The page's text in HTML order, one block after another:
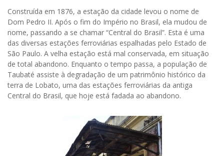
Construída em 1876, a estação da cidade levou o nome de
Dom Pedro II. Após o fim do Império no Brasil, ela mudou de
nome, passando a se chamar “Central do Brasil”. Esta é uma
das diversas estações ferroviárias espalhadas pelo Estado de
São Paulo. A velha estação está mal conservada, em situação
de total abandono. Enquanto o tempo passa, a população de
Taubaté assiste à degradação de um patrimônio histórico da
terra de Lobato, uma das estações ferroviárias da antiga
Central do Brasil, que hoje está fadada ao abandono.